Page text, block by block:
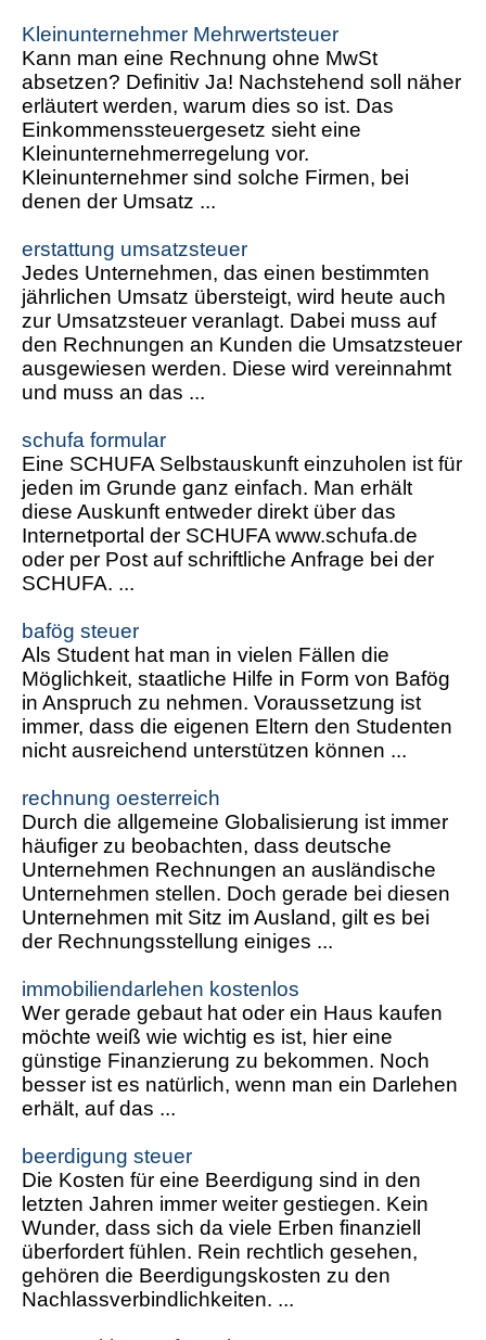
Kleinunternehmer Mehrwertsteuer
Kann man eine Rechnung ohne MwSt
absetzen? Definitiv Ja! Nachstehend soll näher
erläutert werden, warum dies so ist. Das
Einkommenssteuergesetz sieht eine
Kleinunternehmerregelung vor.
Kleinunternehmer sind solche Firmen, bei
denen der Umsatz ...
erstattung umsatzsteuer
Jedes Unternehmen, das einen bestimmten
jährlichen Umsatz übersteigt, wird heute auch
zur Umsatzsteuer veranlagt. Dabei muss auf
den Rechnungen an Kunden die Umsatzsteuer
ausgewiesen werden. Diese wird vereinnahmt
und muss an das ...
schufa formular
Eine SCHUFA Selbstauskunft einzuholen ist für
jeden im Grunde ganz einfach. Man erhält
diese Auskunft entweder direkt über das
Internetportal der SCHUFA www.schufa.de
oder per Post auf schriftliche Anfrage bei der
SCHUFA. ...
bafög steuer
Als Student hat man in vielen Fällen die
Möglichkeit, staatliche Hilfe in Form von Bafög
in Anspruch zu nehmen. Voraussetzung ist
immer, dass die eigenen Eltern den Studenten
nicht ausreichend unterstützen können ...
rechnung oesterreich
Durch die allgemeine Globalisierung ist immer
häufiger zu beobachten, dass deutsche
Unternehmen Rechnungen an ausländische
Unternehmen stellen. Doch gerade bei diesen
Unternehmen mit Sitz im Ausland, gilt es bei
der Rechnungsstellung einiges ...
immobiliendarlehen kostenlos
Wer gerade gebaut hat oder ein Haus kaufen
möchte weiß wie wichtig es ist, hier eine
günstige Finanzierung zu bekommen. Noch
besser ist es natürlich, wenn man ein Darlehen
erhält, auf das ...
beerdigung steuer
Die Kosten für eine Beerdigung sind in den
letzten Jahren immer weiter gestiegen. Kein
Wunder, dass sich da viele Erben finanziell
überfordert fühlen. Rein rechtlich gesehen,
gehören die Beerdigungskosten zu den
Nachlassverbindlichkeiten. ...